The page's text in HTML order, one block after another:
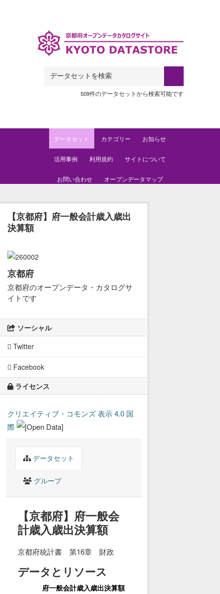
509件のデータセットから検索可能です
データセット カテゴリー お知らせ
活用事例 利用規約 サイトについて
お問い合わせ オープンデータマップ
【京都府】府一般会計歳入歳出
決算額
京都府
京都府のオープンデータ・カタログサ
イトです
ソーシャル
Twitter
Facebook
ライセンス
クリエイティブ・コモンズ 表示 4.0 国
際
データセット
グループ
【京都府】府一般会
計歳入歳出決算額
京都府統計書 第16章 財政
データとリソース
府一般会計歳入歳出決算額